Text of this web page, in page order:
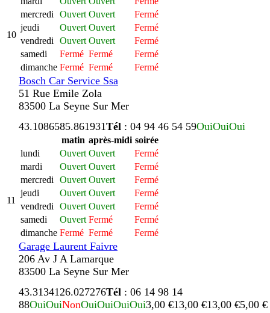
10
mercredi
Ouvert Ouvert
Fermé
jeudi
Ouvert Ouvert
Fermé
vendredi
Ouvert Ouvert
Fermé
samedi
Fermé Fermé
Fermé
dimanche Fermé Fermé Fermé
Bosch Car Service Ssa
51 Rue Emile Zola
83500 La Seyne Sur Mer
11
43.1086585.861931Tél : 04 94 46 54 59OuiOuiOui
matin après-midi soirée
lundi
Ouvert Ouvert
Fermé
mardi
Ouvert Ouvert
Fermé
mercredi
Ouvert Ouvert
Fermé
jeudi
Ouvert Ouvert
Fermé
vendredi
Ouvert Ouvert
Fermé
samedi
Ouvert Fermé
Fermé
dimanche Fermé Fermé Fermé
Garage Laurent Faivre
206 Av J A Lamarque
83500 La Seyne Sur Mer
43.3134126.027276Tél : 06 14 98 14
88OuiOuiNonOuiOuiOuiOui3,00 €13,00 €13,00 €5,00 €